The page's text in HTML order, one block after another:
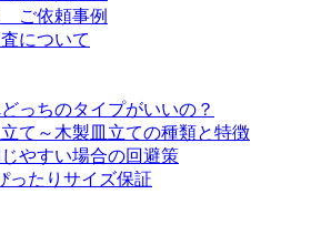
ご依頼事例
について
っちのタイプがいいの？
て～木製皿立ての種類と特徴
じやすい場合の回避策
ったりサイズ保証